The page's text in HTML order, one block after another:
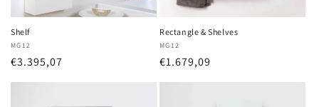
Shelf
Anbieter:
MG12
Normaler
€3.395,07
Rectangle & Shelves
Anbieter:
MG12
Normaler
€1.679,09